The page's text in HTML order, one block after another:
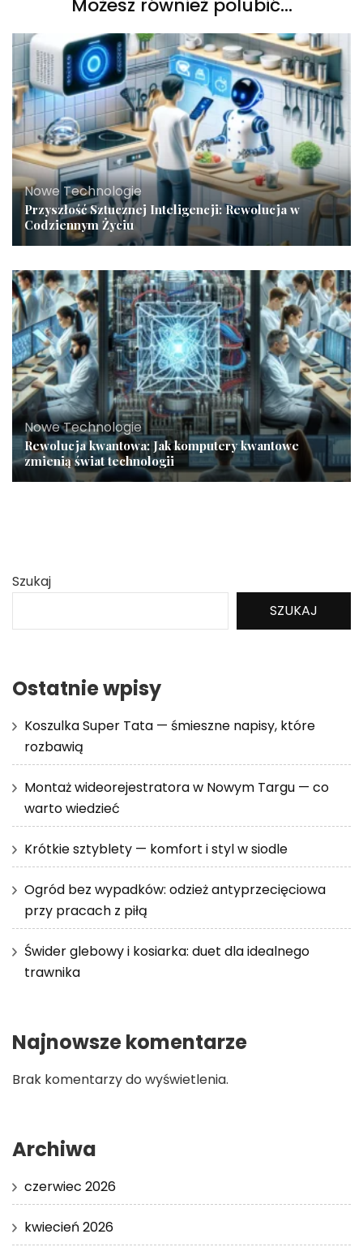
Możesz również polubić…
Nowe Technologie
Przyszłość Sztucznej Inteligencji: Rewolucja w
Codziennym Życiu
Nowe Technologie
Rewolucja kwantowa: Jak komputery kwantowe
zmienią świat technologii
Szukaj
SZUKAJ
Ostatnie wpisy
Koszulka Super Tata — śmieszne napisy, które
rozbawią
Montaż wideorejestratora w Nowym Targu — co
warto wiedzieć
Krótkie sztyblety — komfort i styl w siodle
Ogród bez wypadków: odzież antyprzecięciowa
przy pracach z piłą
Świder glebowy i kosiarka: duet dla idealnego
trawnika
Najnowsze komentarze
Brak komentarzy do wyświetlenia.
Archiwa
czerwiec 2026
kwiecień 2026